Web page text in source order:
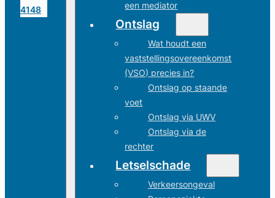
4148
een mediator
Ontslag
Wat houdt een
vaststellingsovereenkomst
(VSO) precies in?
Ontslag op staande
voet
Ontslag via UWV
Ontslag via de
rechter
Letselschade
Verkeersongeval